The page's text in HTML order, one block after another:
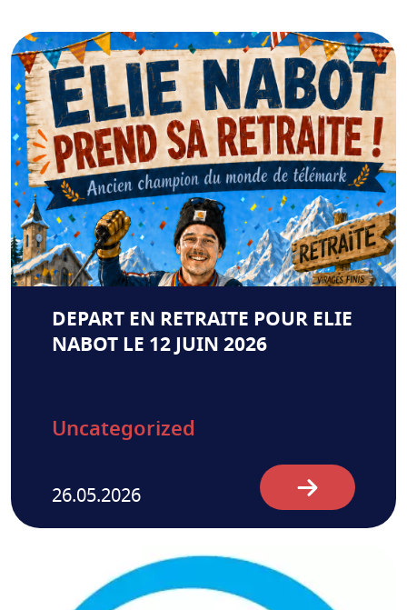
DEPART EN RETRAITE POUR ELIE
NABOT LE 12 JUIN 2026
Uncategorized
26.05.2026